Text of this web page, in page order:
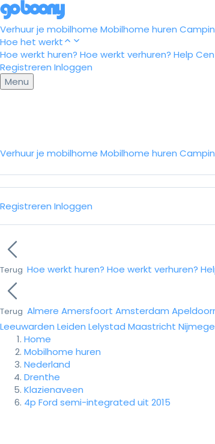
Verhuur je mobilhome Mobilhome huren
Hoe het werkt
Hoe werkt huren? Hoe werkt verhuren? Help
Registreren Inloggen
Menu
Verhuur je mobilhome Mobilhome huren
Registreren Inloggen
Terug Hoe werkt huren? Hoe werkt verhuren?
Terug Almere Amersfoort Amsterdam
Leeuwarden Leiden Lelystad Maastricht
Home
Mobilhome huren
Nederland
Drenthe
Klazienaveen
4p Ford semi-integrated uit 2015